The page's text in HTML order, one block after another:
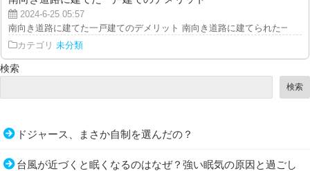
2024-6-25 05:57
南向き道路に建てた一戸建てのデメリット 南向き道路に建てられた一戸
カテゴリ 未分類
検索
検索
ドジャース、まさか自制を選んだの？
台風が近づくと眠くなるのはなぜ？強い眠気の原因と過ごし